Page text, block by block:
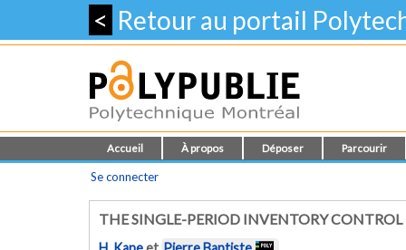
< Retour au portail
Accueil À propos Déposer Parcourir
Se connecter
THE SINGLE-PERIOD INVENTORY